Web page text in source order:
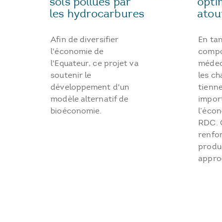
les hydrocarbures
Afin de diversifier
l'économie de
l'Equateur, ce projet va
soutenir le
développement d'un
modèle alternatif de
bioéconomie.
En
les
RDC.